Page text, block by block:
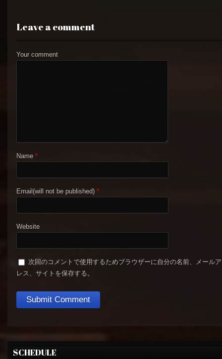
Leave a comment
Your comment
Name *
Email(will not be published) *
Website
次回のコメントで使用するためブラウザーに自分の名前、メール
レス、サイトを保存する。
SCHEDULE